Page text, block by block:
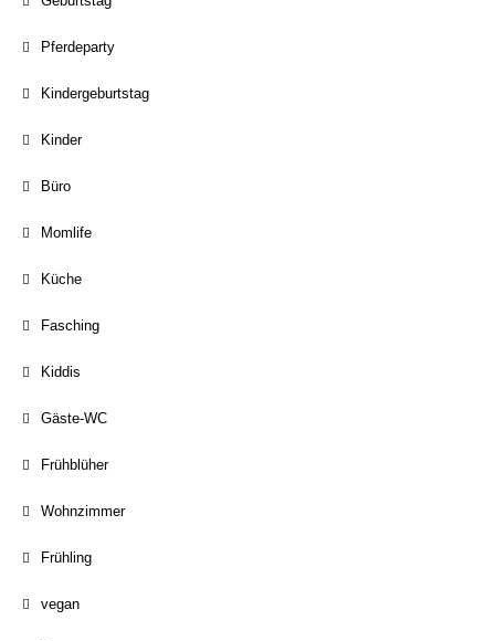
Pferdeparty
Kindergeburtstag
Kinder
Büro
Momlife
Küche
Fasching
Kiddis
Gäste-WC
Frühblüher
Wohnzimmer
Frühling
vegan